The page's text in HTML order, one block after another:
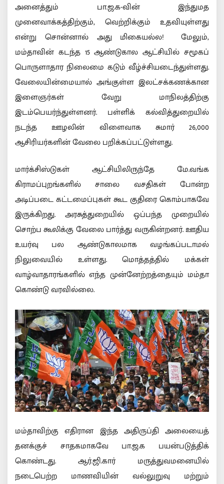
அனைத்தும் பா.ஜ.க-வின் இந்துமத
முனைவாக்கத்திற்கும், வெற்றிக்கும் உதவியுள்ளது
என்று சொன்னால் அது மிகையல்ல! மேலும்,
மம்தாவின் கடந்த 15 ஆண்டுகால ஆட்சியில் சமூகப்
பொருளாதார நிலைமை கடும் வீழ்ச்சியடைந்துள்ளது.
வேலையின்மையால் அங்குள்ள இலட்சக்கணக்கான
இளைஞர்கள் வேறு மாநிலத்திற்கு
இடம்பெயர்ந்துள்ளனர். பள்ளிக் கல்வித்துறையில்
நடந்த ஊழலின் விளைவாக சுமார் 26,000
ஆசிரியர்களின் வேலை பறிக்கப்பட்டுள்ளது.
மார்க்சிஸ்டுகள் ஆட்சியிலிருந்தே மே.வங்க
கிராமப்புறங்களில் சாலை வசதிகள் போன்ற
அடிப்படை கட்டமைப்புகள் கூட குதிரை கொம்பாகவே
இருக்கிறது. அரசுத்துறையில் ஒப்பந்த முறையில்
சொற்ப கூலிக்கு வேலை பார்த்து வருகின்றனர். ஊதிய
உயர்வு பல ஆண்டுகாலமாக வழங்கப்படாமல்
நிலுவையில் உள்ளது. மொத்தத்தில் மக்கள்
வாழ்வாதாரங்களில் எந்த முன்னேற்றத்தையும் மம்தா
கொண்டு வரவில்லை.
மம்தாவிற்கு எதிரான இந்த அதிருப்தி அலையைத்
தனக்குச் சாதகமாகவே பா.ஜ.க பயன்படுத்திக்
கொண்டது. ஆர்.ஜி.கார் மருத்துவமனையில்
நடைபெற்ற மாணவியின் வல்லுறுவு மற்றும்